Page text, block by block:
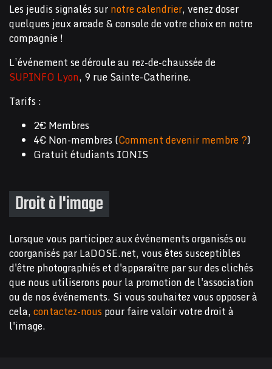
Les jeudis signalés surnotre calendrier, venez doser
quelques jeux arcade & console de votre choix en notre
compagnie !
L’événement se déroule au rez-de-chaussée de
SUPINFO Lyon, 9 rue Sainte-Catherine.
Tarifs :
2€ Membres
4€ Non-membres (Comment devenir membre ?)
Gratuit étudiants IONIS
Droit à l'image
Lorsque vous participez aux événements organisés ou
coorganisés par LaDOSE.net, vous êtes susceptibles
d'être photographiés et d'apparaître par sur des clichés
que nous utiliserons pour la promotion de l'association
ou de nos événements. Si vous souhaitez vous opposer à
cela,contactez-nouspour faire valoir votre droit à
l'image.